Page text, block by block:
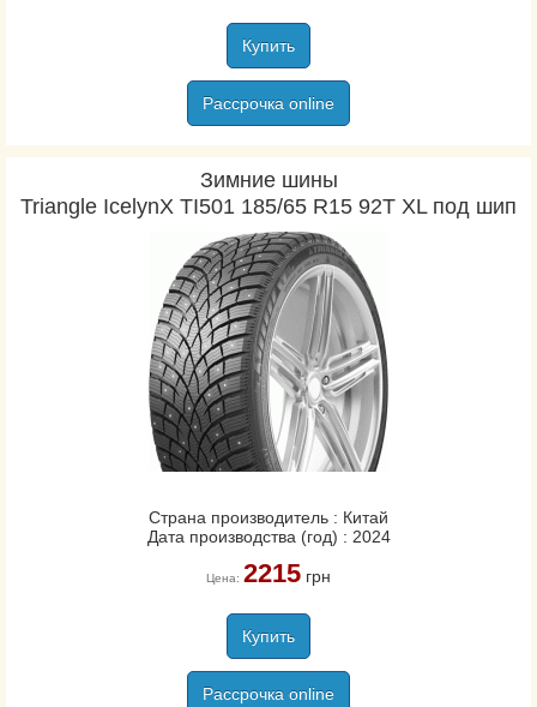
Купить
Рассрочка online
Зимние шины
Triangle IcelynX TI501 185/65 R15 92T XL под шип
Страна производитель : Китай
Дата производства (год) : 2024
Цена: 2215грн
Купить
Рассрочка online